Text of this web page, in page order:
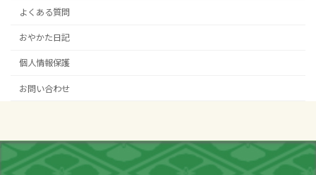
よくある質問
おやかた日記
個人情報保護
お問い合わせ